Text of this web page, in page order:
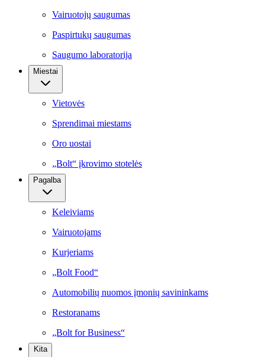
Vairuotojų saugumas
Paspirtukų saugumas
Saugumo laboratorija
Miestai
Vietovės
Sprendimai miestams
Oro uostai
„Bolt“ įkrovimo stotelės
Pagalba
Keleiviams
Vairuotojams
Kurjeriams
„Bolt Food“
Automobilių nuomos įmonių savininkams
Restoranams
„Bolt for Business“
Kita